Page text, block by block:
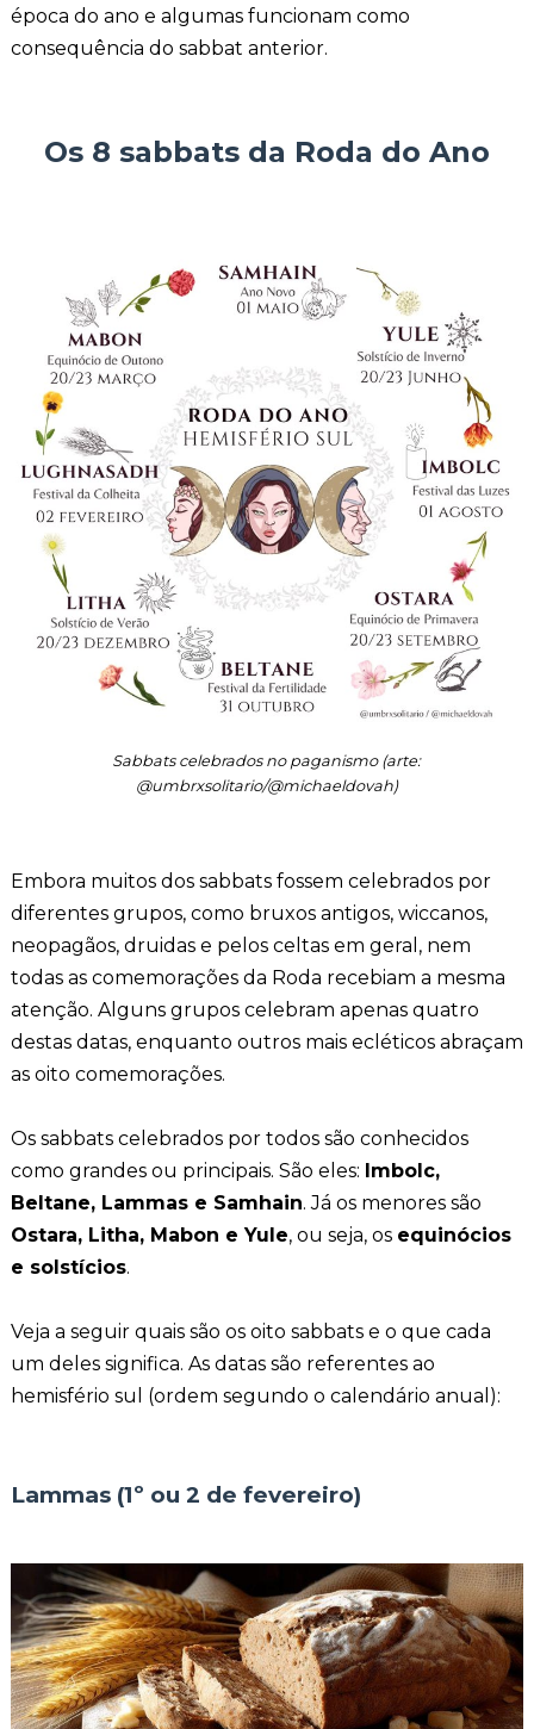
época do ano e algumas funcionam como
consequência do sabbat anterior.
Os 8 sabbats da Roda do Ano
Sabbats celebrados no paganismo (arte:
@umbrxsolitario/@michaeldovah)
Embora muitos dos sabbats fossem celebrados por
diferentes grupos, como bruxos antigos, wiccanos,
neopagãos, druidas e pelos celtas em geral, nem
todas as comemorações da Roda recebiam a mesma
atenção. Alguns grupos celebram apenas quatro
destas datas, enquanto outros mais ecléticos abraçam
as oito comemorações.
Os sabbats celebrados por todos são conhecidos
como grandes ou principais. São eles: Imbolc,
Beltane, Lammas e Samhain. Já os menores são
Ostara, Litha, Mabon e Yule, ou seja, os equinócios
e solstícios.
Veja a seguir quais são os oito sabbats e o que cada
um deles significa. As datas são referentes ao
hemisfério sul (ordem segundo o calendário anual):
Lammas (1º ou 2 de fevereiro)